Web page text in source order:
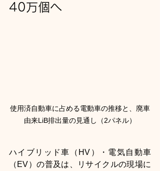
40万個へ
使用済自動車に占める電動車の推移と、廃車
由来LiB排出量の見通し（2パネル）
ハイブリッド車（HV）・電気自動車
（EV）の普及は、リサイクルの現場に